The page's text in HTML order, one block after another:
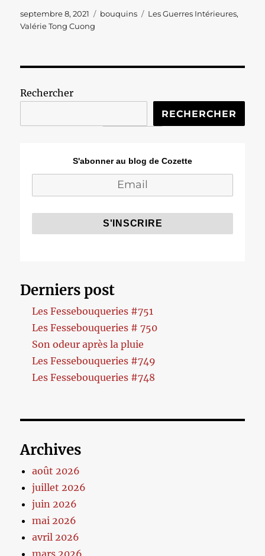
Publié
le
septembre 8, 2021 Catégories
bouquins Étiquettes
Les Guerres Intérieures,
Valérie Tong Cuong
Rechercher
RECHERCHER
S'abonner au blog de Cozette
Derniers post
Les Fessebouqueries #751
Les Fessebouqueries # 750
Son odeur après la pluie
Les Fessebouqueries #749
Les Fessebouqueries #748
Archives
août 2026
juillet 2026
juin 2026
mai 2026
avril 2026
mars 2026